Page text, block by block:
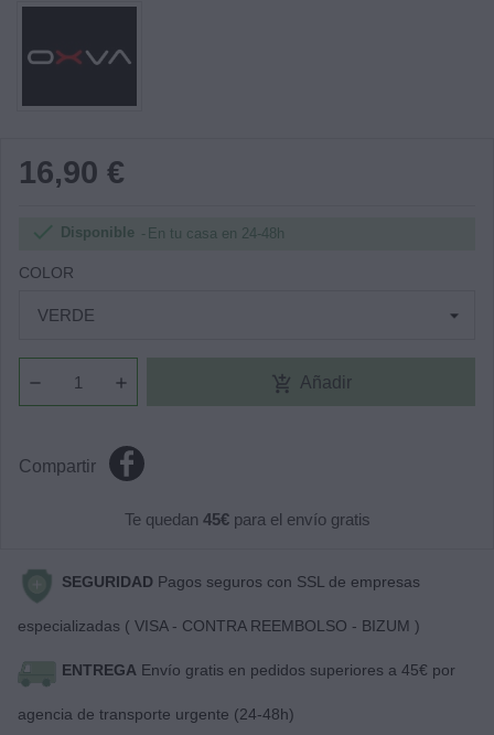
16,90 €
 Disponible En tu casa en 24-48h
COLOR
add_shopping_cart Añadir
Compartir
Te quedan 45€para el envío gratis
SEGURIDAD Pagos seguros con SSL de empresas
especializadas ( VISA - CONTRA REEMBOLSO - BIZUM )
ENTREGA Envío gratis en pedidos superiores a 45€ por
agencia de transporte urgente (24-48h)